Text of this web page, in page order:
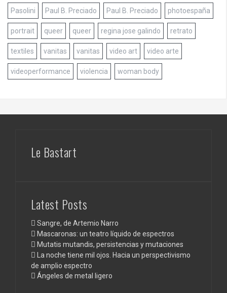
Pasolini Paul B. Preciado Paul B. Preciado photoespaña
portrait queer queer regina jose galindo retrato
textiles vanitas vanitas video art video arte
videoperformance violencia woman body
Le Bastart
Latest Posts
Sangre, de Artemio Narro
Mascaronas: un teatro líquido de espectros
Mutatis mutandis, persistencias y mutaciones
La noche tiene mil ojos. Hacia un perspectivismo
de amplio espectro
Ángeles de metal ligero